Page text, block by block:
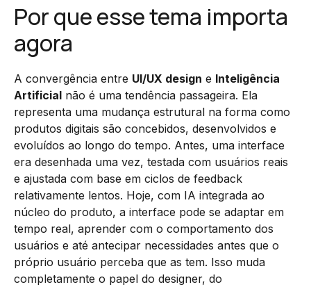
Por que esse tema importa
agora
A convergência entre UI/UX design e Inteligência
Artificial não é uma tendência passageira. Ela
representa uma mudança estrutural na forma como
produtos digitais são concebidos, desenvolvidos e
evoluídos ao longo do tempo. Antes, uma interface
era desenhada uma vez, testada com usuários reais
e ajustada com base em ciclos de feedback
relativamente lentos. Hoje, com IA integrada ao
núcleo do produto, a interface pode se adaptar em
tempo real, aprender com o comportamento dos
usuários e até antecipar necessidades antes que o
próprio usuário perceba que as tem. Isso muda
completamente o papel do designer, do